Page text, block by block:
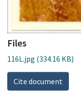
Files
116L.jpg (334.16 KB)
Cite document